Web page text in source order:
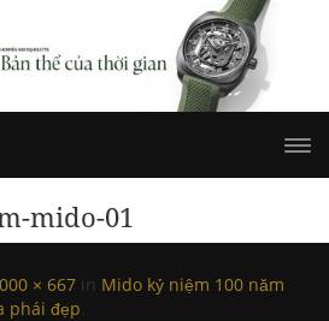
mido-01
× 667 in Mido kỷ niệm 100 năm
phái đẹp.